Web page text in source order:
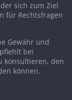
sich zum Ziel
für Rechtsfragen
Gewähr und
bei
konsultieren, den
können.